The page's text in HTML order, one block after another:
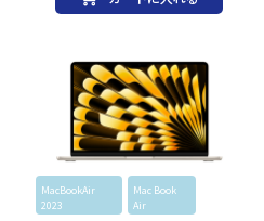
32GB×2 デュアルチャネル) ・ストレー
□カスタマイズ項目※本体と一緒に購入く
ださい。・OS：Windows 11 Pro 変更詳細
なスペック・仕様は ▽ 商品説明をご確認
ください。出荷前に動作確認とドライバー
セットアップ・UEFIのアップデートを実
施。到着後すぐに最高のパフォーマンスを
体験いただけます。※モニター、キーボー
ド、マウスは別売りとなります。※パソコ
ン本体はご注文・決済完了後に組み立ての
MacBookAir
2023
Mac Book
Air